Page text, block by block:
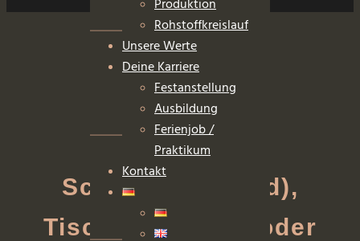
Rohstoffkreislauf
Unsere Werte
Deine Karriere
Festanstellung
Ausbildung
Ferienjob /
Praktikum
Kontakt
Schreiner (m/w/d),
Tischler (m/w/d) oder